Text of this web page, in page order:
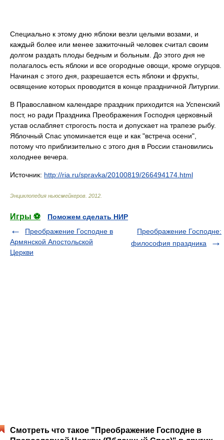
Специально к этому дню яблоки везли целыми возами, и
каждый более или менее зажиточный человек считал своим
долгом раздать плоды бедным и больным. До этого дня не
полагалось есть яблоки и все огородные овощи, кроме огурцов.
Начиная с этого дня, разрешается есть яблоки и фрукты,
освящение которых проводится в конце праздничной Литургии.
В Православном календаре праздник приходится на Успенский
пост, но ради Праздника Преображения Господня церковный
устав ослабляет строгость поста и допускает на трапезе рыбу.
Яблочный Спас упоминается еще и как "встреча осени",
потому что приблизительно с этого дня в России становились
холоднее вечера.
Источник: http://ria.ru/spravka/20100819/266494174.html
Энциклопедия ньюсмейкеров 2012
Игры ⚽
Поможем сделать НИР
Преображение Господне в
Армянской Апостольской
Церкви
Преображение Господне:
философия праздника
Смотреть что такое "Преображение Господне в